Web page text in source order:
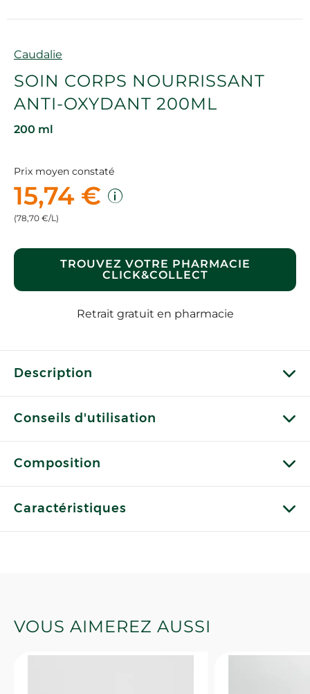
Marque
Caudalie
SOIN CORPS NOURRISSANT
ANTI-OXYDANT 200ML
200 ml
Prix moyen constaté
15,74 €
(78,70 €/L)
TROUVEZ VOTRE PHARMACIE
CLICK&COLLECT
Retrait gratuit en pharmacie
Description
Conseils d'utilisation
Composition
Caractéristiques
VOUS AIMEREZ AUSSI